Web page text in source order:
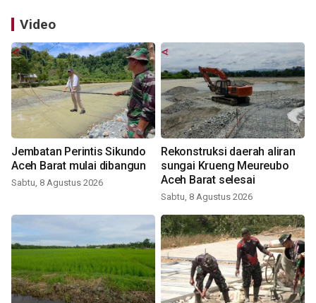
Video
Jembatan Perintis Sikundo
Aceh Barat mulai dibangun
Sabtu, 8 Agustus 2026
Rekonstruksi daerah aliran
sungai Krueng Meureubo
Aceh Barat selesai
Sabtu, 8 Agustus 2026